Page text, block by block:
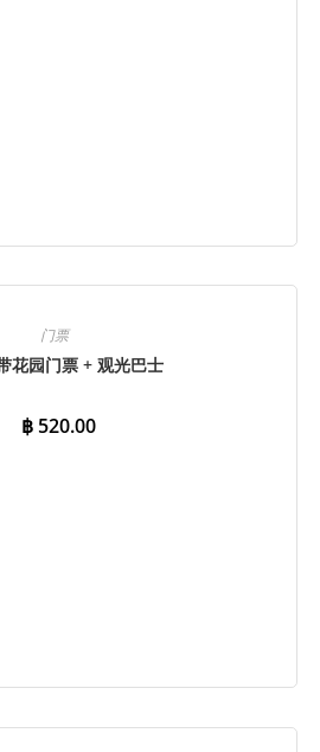
立即预订
门票
花园门票 + 观光巴士
฿520.00
立即预订